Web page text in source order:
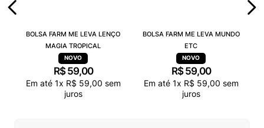
BOLSA FARM ME LEVA LENÇO
MAGIA TROPICAL
R$ 59,00
Em até 1x R$ 59,00 sem
juros
BOLSA FARM ME LEVA MUNDO
ETC
R$ 59,00
Em até 1x R$ 59,00 sem
juros